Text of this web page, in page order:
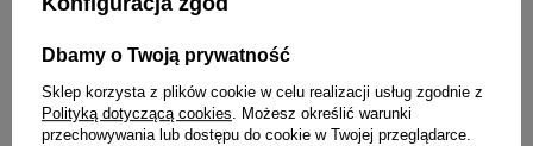
Najniższa cena produktu w
wprowadzeniem obniżki:
50,99 zł
Dbamy o Twoją prywatność
Sklep korzysta z plików cookie w celu realizacji usług zgodnie z
Polityką dotyczącą cookies. Możesz określić warunki
przechowywania lub dostępu do cookie w Twojej przeglądarce.